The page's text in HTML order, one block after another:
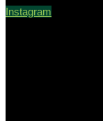
Instagram